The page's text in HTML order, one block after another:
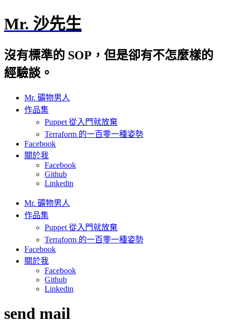
Mr. 沙先生
沒有標準的 SOP，但是卻有不怎麼樣的
經驗談。
Mr. 礦物男人
作品集
Puppet 從入門就放棄
Terraform 的一百零一種姿勢
Facebook
關於我
Facebook
Github
Linkedin
Mr. 礦物男人
作品集
Puppet 從入門就放棄
Terraform 的一百零一種姿勢
Facebook
關於我
Facebook
Github
Linkedin
send mail